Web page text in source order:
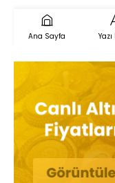
Ana Sayfa